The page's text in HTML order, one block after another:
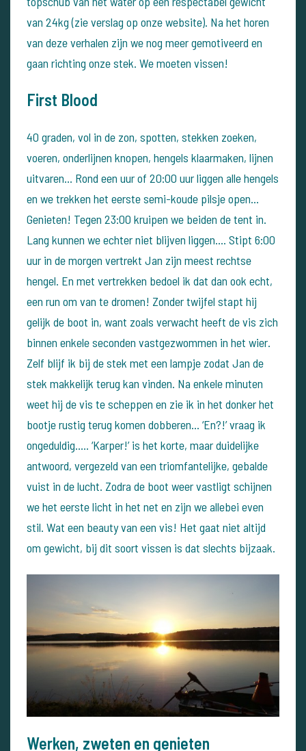
van 24kg (zie verslag op onze website). Na het horen
van deze verhalen zijn we nog meer gemotiveerd en
gaan richting onze stek. We moeten vissen!
First Blood
40 graden, vol in de zon, spotten, stekken zoeken,
voeren, onderlijnen knopen, hengels klaarmaken, lijnen
uitvaren… Rond een uur of 20:00 uur liggen alle hengels
en we trekken het eerste semi-koude pilsje open…
Genieten! Tegen 23:00 kruipen we beiden de tent in.
Lang kunnen we echter niet blijven liggen…. Stipt 6:00
uur in de morgen vertrekt Jan zijn meest rechtse
hengel. En met vertrekken bedoel ik dat dan ook echt,
een run om van te dromen! Zonder twijfel stapt hij
gelijk de boot in, want zoals verwacht heeft de vis zich
binnen enkele seconden vastgezwommen in het wier.
Zelf blijf ik bij de stek met een lampje zodat Jan de
stek makkelijk terug kan vinden. Na enkele minuten
weet hij de vis te scheppen en zie ik in het donker het
bootje rustig terug komen dobberen… ‘En?!’ vraag ik
ongeduldig….. ‘Karper!’ is het korte, maar duidelijke
antwoord, vergezeld van een triomfantelijke, gebalde
vuist in de lucht. Zodra de boot weer vastligt schijnen
we het eerste licht in het net en zijn we allebei even
stil. Wat een beauty van een vis! Het gaat niet altijd
om gewicht, bij dit soort vissen is dat slechts bijzaak.
Werken, zweten en genieten